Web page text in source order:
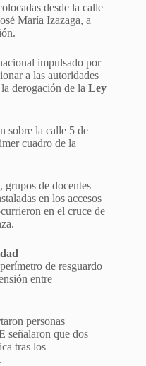
desde la calle
María Izazaga, a
impulsado por
a las autoridades
derogación de la Ley
sobre la calle 5 de
cuadro de la
grupos de docentes
en los accesos
en el cruce de
de resguardo
entre
personas
señalaron que dos
tras los